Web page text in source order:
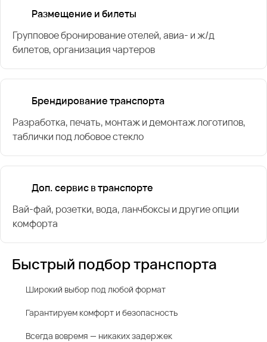
Размещение и билеты
Групповое бронирование отелей, авиа- и ж/д
билетов, организация чартеров
Брендирование транспорта
Разработка, печать, монтаж и демонтаж логотипов,
таблички под лобовое стекло
Доп. сервис в транспорте
Вай-фай, розетки, вода, ланчбоксы и другие опции
комфорта
Быстрый подбор транспорта
Широкий выбор под любой формат
Гарантируем комфорт и безопасность
Всегда вовремя — никаких задержек